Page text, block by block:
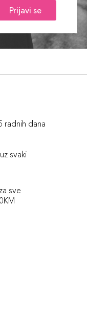
Prijavi se
radnih dana
svaki
sve